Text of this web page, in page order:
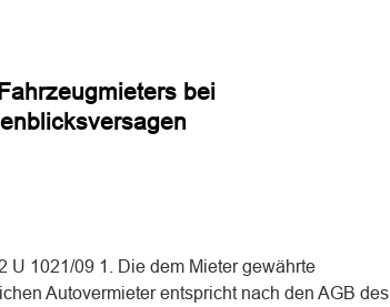
bei
U 1021/09 1. Die dem Mieter gewährte
Autovermieter entspricht nach den AGB des